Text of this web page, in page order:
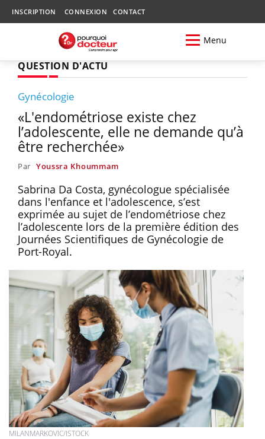
INSCRIPTION CONNEXION CONTACT
Menu
QUESTION D'ACTU
Gynécologie
«L'endométriose existe chez
l’adolescente, elle ne demande qu’à
être recherchée»
Par Youssra Khoummam
Sabrina Da Costa, gynécologue spécialisée
dans l'enfance et l'adolescence, s’est
exprimée au sujet de l’endométriose chez
l’adolescente lors de la première édition des
Journées Scientifiques de Gynécologie de
Port-Royal.
MILANMARKOVIC/ISTOCK